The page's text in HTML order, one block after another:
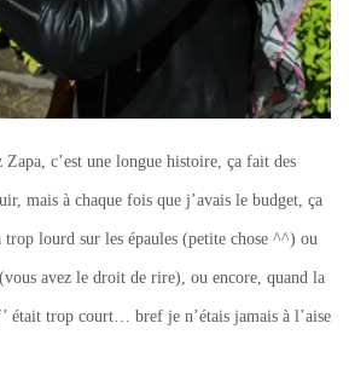
Zapa, c’est une longue histoire, ça fait des
mais à chaque fois que j’avais le budget, ça
lourd sur les épaules (petite chose ^^) ou
avez le droit de rire), ou encore, quand la
était trop court… bref je n’étais jamais à l’aise